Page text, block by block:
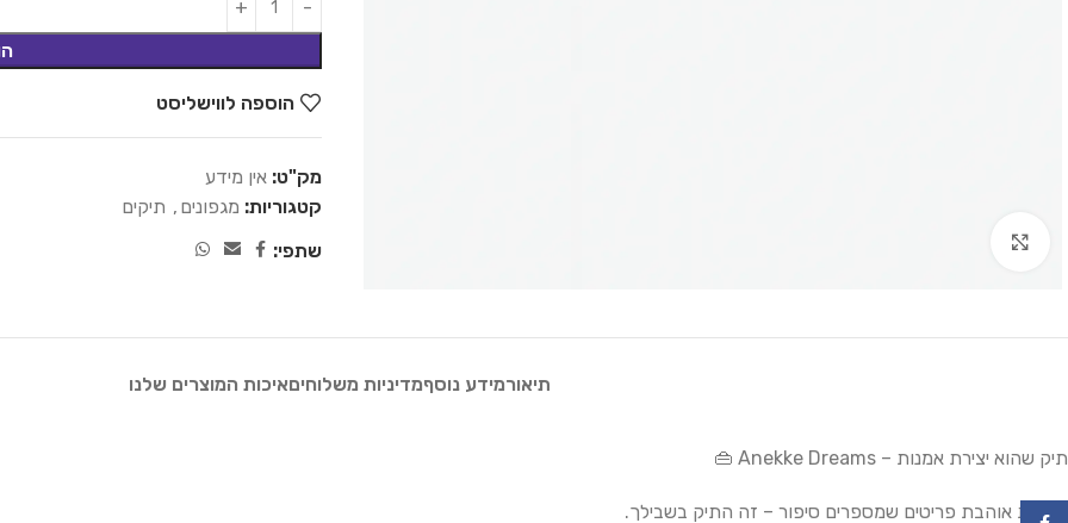
הוספה לווישליסט
מק"ט: אין מידע
קטגוריות: מגפונים , תיקים
שתפי:
תיאורמידע נוסףמדיניות משלוחיםאיכות המוצרים שלנו
תיק שהוא יצירת אמנות – Anekke Dreams 👜
אם את אוהבת פריטים שמספרים סיפור – זה התיק בשבילך.